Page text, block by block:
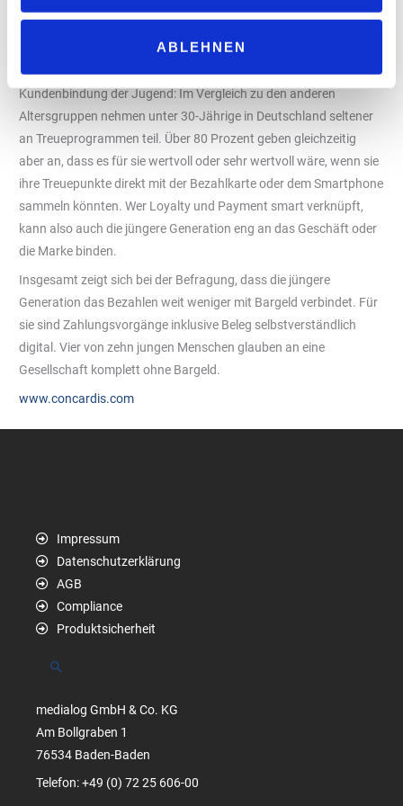
ABLEHNEN
übersichtlich archiviert würden.
Kundenbindung durch smarte Verknüpfung
In der Digitalisierung der Geldbörse liegt auch eine Chance für die
Kundenbindung der Jugend: Im Vergleich zu den anderen
Altersgruppen nehmen unter 30-Jährige in Deutschland seltener
an Treueprogrammen teil. Über 80 Prozent geben gleichzeitig
aber an, dass es für sie wertvoll oder sehr wertvoll wäre, wenn sie
ihre Treuepunkte direkt mit der Bezahlkarte oder dem Smartphone
sammeln könnten. Wer Loyalty und Payment smart verknüpft,
kann also auch die jüngere Generation eng an das Geschäft oder
die Marke binden.
Insgesamt zeigt sich bei der Befragung, dass die jüngere
Generation das Bezahlen weit weniger mit Bargeld verbindet. Für
sie sind Zahlungsvorgänge inklusive Beleg selbstverständlich
digital. Vier von zehn jungen Menschen glauben an eine
Gesellschaft komplett ohne Bargeld.
www.concardis.com
Impressum
Datenschutzerklärung
AGB
Compliance
Produktsicherheit
Suchen
medialog GmbH & Co. KG
Am Bollgraben 1
76534 Baden-Baden
Telefon: +49 (0) 72 25 606-00